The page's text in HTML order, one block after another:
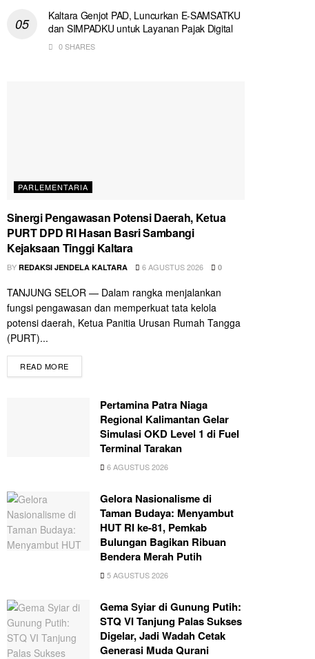
Kaltara Genjot PAD, Luncurkan E-SAMSATKU
dan SIMPADKU untuk Layanan Pajak Digital
0 SHARES
PARLEMENTARIA
Sinergi Pengawasan Potensi Daerah, Ketua
PURT DPD RI Hasan Basri Sambangi
Kejaksaan Tinggi Kaltara
BY REDAKSI JENDELA KALTARA 6 AGUSTUS 2026 0
TANJUNG SELOR — Dalam rangka menjalankan
fungsi pengawasan dan memperkuat tata kelola
potensi daerah, Ketua Panitia Urusan Rumah Tangga
(PURT)...
READ MORE
Pertamina Patra Niaga
Regional Kalimantan Gelar
Simulasi OKD Level 1 di Fuel
Terminal Tarakan
6 AGUSTUS 2026
Gelora Nasionalisme di
Taman Budaya: Menyambut
HUT RI ke-81, Pemkab
Bulungan Bagikan Ribuan
Bendera Merah Putih
5 AGUSTUS 2026
Gema Syiar di Gunung Putih:
STQ VI Tanjung Palas Sukses
Digelar, Jadi Wadah Cetak
Generasi Muda Qurani